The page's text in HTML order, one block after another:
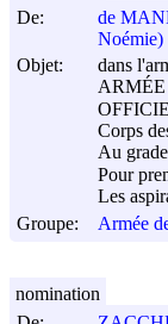
De:
de
Noémie)
Objet:
dans
Corps
Au
Pour
Les
Groupe:
Armée
nomination